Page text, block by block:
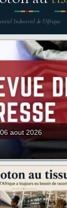
Industriel de l'Afrique
aout 2026